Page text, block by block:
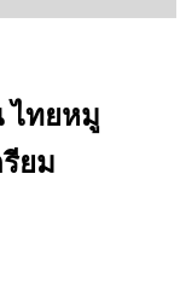
ไทยหมู
ยม